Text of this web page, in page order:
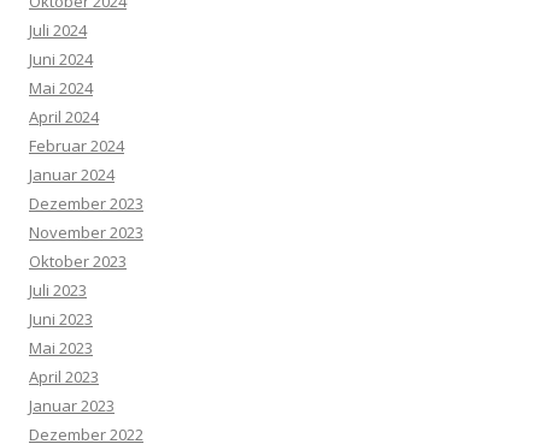
Juli 2024
Juni 2024
Mai 2024
April 2024
Februar 2024
Januar 2024
Dezember 2023
November 2023
Oktober 2023
Juli 2023
Juni 2023
Mai 2023
April 2023
Januar 2023
Dezember 2022